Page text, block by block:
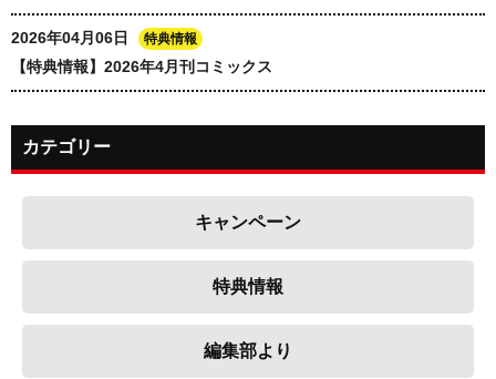
2026年04月06日 特典情報
【特典情報】2026年4月刊コミックス
カテゴリー
キャンペーン
特典情報
編集部より